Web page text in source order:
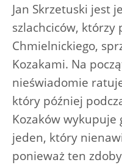
Jan Skrzetuski jest
szlachciców,
Chmielnickiego,
Kozakami. Na
nieświadomie
który później
Kozaków wykupuje
jeden, który
ponieważ ten